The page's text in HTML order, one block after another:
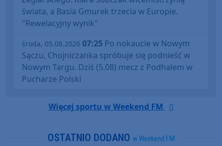
świata, a Basia Gmurek trzecia w Europie.
"Rewelacyjny wynik"
środa, 05.08.2026 07:25 Po nokaucie w Nowym
Sączu, Chojniczanka spróbuje się podnieść w
Nowym Targu. Dziś (5.08) mecz z Podhalem w
Pucharze Polski
Więcej sportu w Weekend FM
OSTATNIO DODANO w Weekend FM